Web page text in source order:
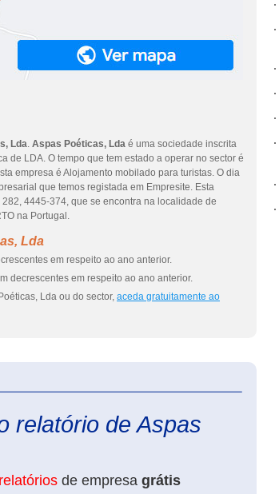
Lda. Aspas Poéticas, Lda é uma sociedade inscrita
de LDA. O tempo que tem estado a operar no sector é
empresa é Alojamento mobilado para turistas. O dia
que temos registada em Empresite. Esta
4445-374, que se encontra na localidade de
na Portugal.
Lda
em respeito ao ano anterior.
decrescentes em respeito ao ano anterior.
Lda ou do sector, aceda gratuitamente ao
relatório de Aspas
de empresa grátis